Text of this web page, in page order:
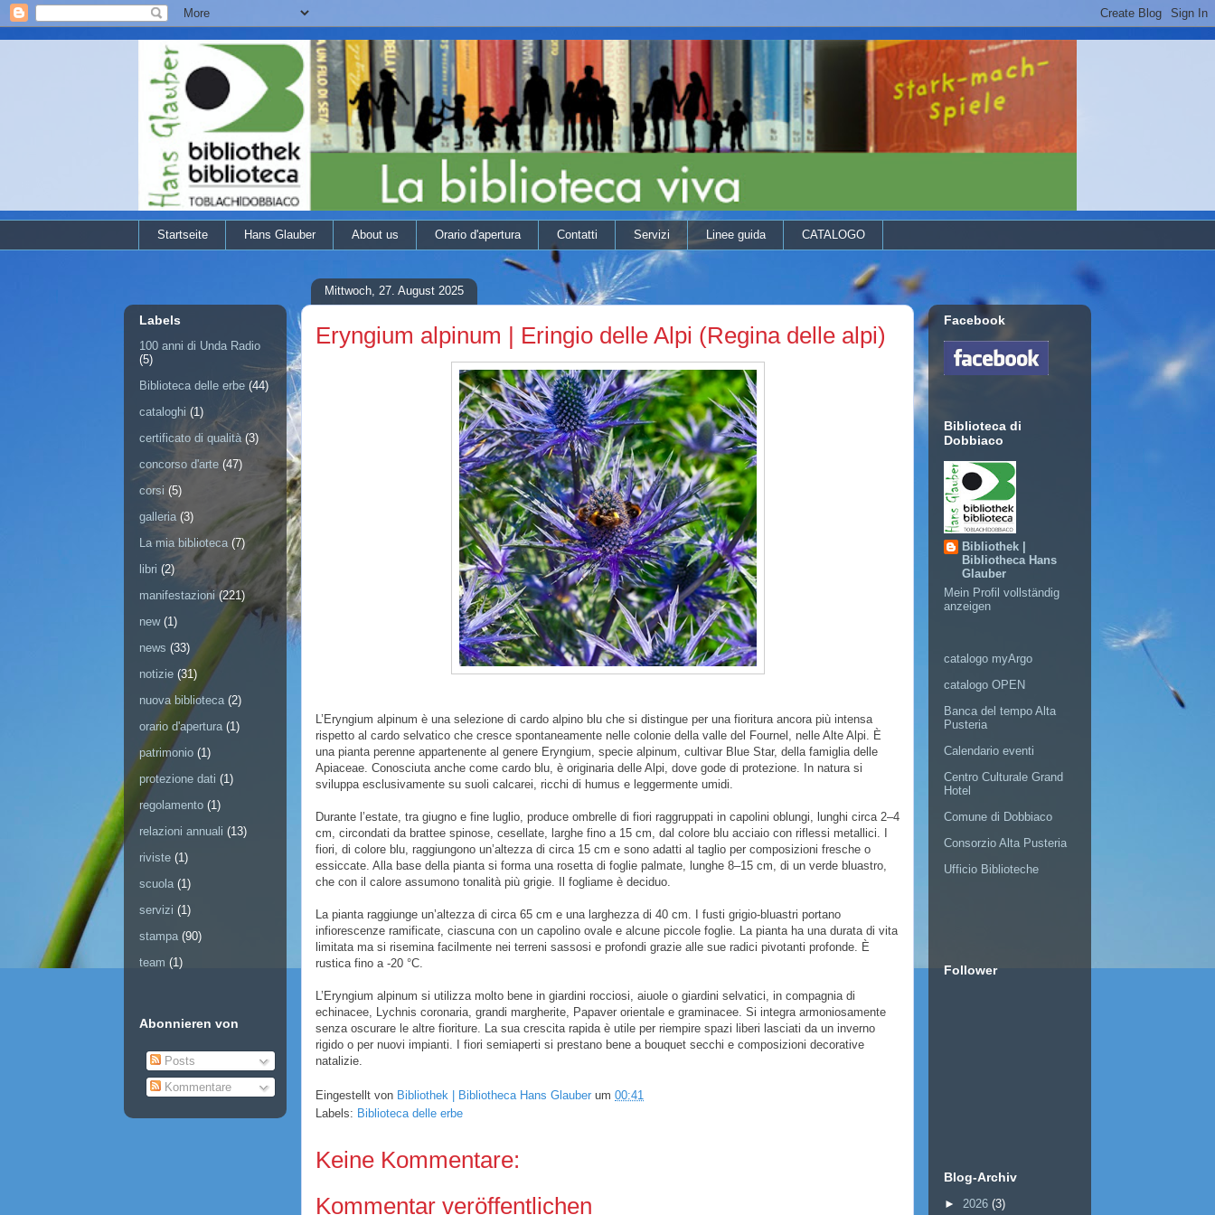
Startseite Hans Glauber About us Orario d'apertura Contatti Servizi Linee guida CATALOGO
Mittwoch, 27. August 2025
Eryngium alpinum | Eringio delle Alpi (Regina delle alpi)
L’Eryngium alpinum è una selezione di cardo alpino blu che si distingue per una fioritura ancora più intensa
rispetto al cardo selvatico che cresce spontaneamente nelle colonie della valle del Fournel, nelle Alte Alpi. È
una pianta perenne appartenente al genere Eryngium, specie alpinum, cultivar Blue Star, della famiglia delle
Apiaceae. Conosciuta anche come cardo blu, è originaria delle Alpi, dove gode di protezione. In natura si
sviluppa esclusivamente su suoli calcarei, ricchi di humus e leggermente umidi.
Durante l’estate, tra giugno e fine luglio, produce ombrelle di fiori raggruppati in capolini oblungi, lunghi circa 2–4
cm, circondati da brattee spinose, cesellate, larghe fino a 15 cm, dal colore blu acciaio con riflessi metallici. I
fiori, di colore blu, raggiungono un’altezza di circa 15 cm e sono adatti al taglio per composizioni fresche o
essiccate. Alla base della pianta si forma una rosetta di foglie palmate, lunghe 8–15 cm, di un verde bluastro,
che con il calore assumono tonalità più grigie. Il fogliame è deciduo.
La pianta raggiunge un’altezza di circa 65 cm e una larghezza di 40 cm. I fusti grigio-bluastri portano
infiorescenze ramificate, ciascuna con un capolino ovale e alcune piccole foglie. La pianta ha una durata di vita
limitata ma si risemina facilmente nei terreni sassosi e profondi grazie alle sue radici pivotanti profonde. È
rustica fino a -20 °C.
L’Eryngium alpinum si utilizza molto bene in giardini rocciosi, aiuole o giardini selvatici, in compagnia di
echinacee, Lychnis coronaria, grandi margherite, Papaver orientale e graminacee. Si integra armoniosamente
senza oscurare le altre fioriture. La sua crescita rapida è utile per riempire spazi liberi lasciati da un inverno
rigido o per nuovi impianti. I fiori semiaperti si prestano bene a bouquet secchi e composizioni decorative
natalizie.
Eingestellt von Bibliothek | Bibliotheca Hans Glauber um 00:41
Labels: Biblioteca delle erbe
Keine Kommentare:
Kommentar veröffentlichen
Labels
100 anni di Unda Radio
(5)
Biblioteca delle erbe (44)
cataloghi (1)
certificato di qualità (3)
concorso d'arte (47)
corsi (5)
galleria (3)
La mia biblioteca (7)
libri (2)
manifestazioni (221)
new (1)
news (33)
notizie (31)
nuova biblioteca (2)
orario d'apertura (1)
patrimonio (1)
protezione dati (1)
regolamento (1)
relazioni annuali (13)
riviste (1)
scuola (1)
servizi (1)
stampa (90)
team (1)
Abonnieren von
Posts
Kommentare
Facebook
Biblioteca di
Dobbiaco
Bibliothek |
Bibliotheca Hans
Glauber
Mein Profil vollständig
anzeigen
catalogo myArgo
catalogo OPEN
Banca del tempo Alta
Pusteria
Calendario eventi
Centro Culturale Grand
Hotel
Comune di Dobbiaco
Consorzio Alta Pusteria
Ufficio Biblioteche
Follower
Blog-Archiv
► 2026 (3)